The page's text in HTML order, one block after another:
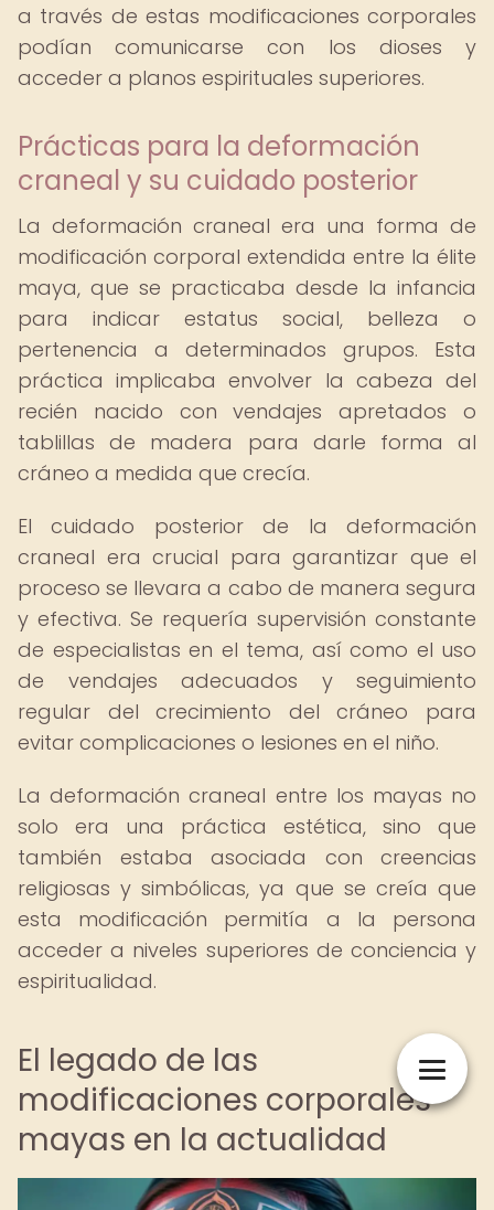
a través de estas modificaciones corporales
podían comunicarse con los dioses y
acceder a planos espirituales superiores.
Prácticas para la deformación
craneal y su cuidado posterior
La deformación craneal era una forma de
modificación corporal extendida entre la élite
maya, que se practicaba desde la infancia
para indicar estatus social, belleza o
pertenencia a determinados grupos. Esta
práctica implicaba envolver la cabeza del
recién nacido con vendajes apretados o
tablillas de madera para darle forma al
cráneo a medida que crecía.
El cuidado posterior de la deformación
craneal era crucial para garantizar que el
proceso se llevara a cabo de manera segura
y efectiva. Se requería supervisión constante
de especialistas en el tema, así como el uso
de vendajes adecuados y seguimiento
regular del crecimiento del cráneo para
evitar complicaciones o lesiones en el niño.
La deformación craneal entre los mayas no
solo era una práctica estética, sino que
también estaba asociada con creencias
religiosas y simbólicas, ya que se creía que
esta modificación permitía a la persona
acceder a niveles superiores de conciencia y
espiritualidad.
El legado de las
modificaciones corporales
mayas en la actualidad